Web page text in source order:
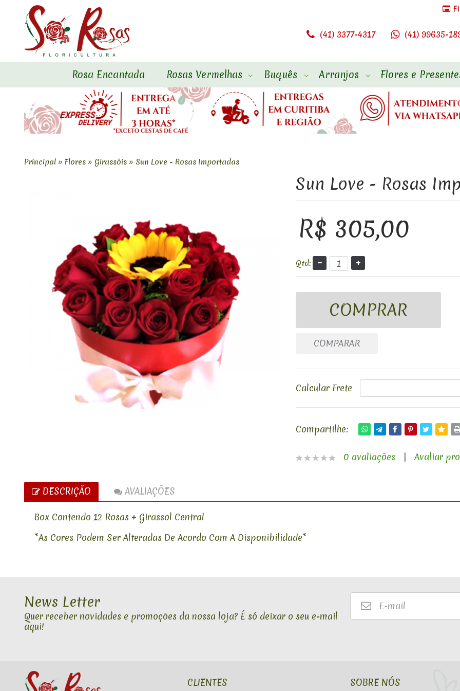
(41) 3377-4317 (41) 99635-
Rosa Encantada Rosas Vermelhas Buquês Arranjos Flores e
Principal » Flores » Girassóis » Sun Love - Rosas Importadas
Sun Love - Rosas
R$ 305,00
Qtd:
COMPARAR
Calcular Frete
Compartilhe:
0 avaliações |Avaliar
DESCRIÇÃO AVALIAÇÕES
Box Contendo 12 Rosas + Girassol Central
*As Cores Podem Ser Alteradas De Acordo Com A Disponibilidade*
News Letter
Quer receber novidades e promoções da nossa loja? É só deixar o seu e-mail
aqui!
E-
CLIENTES SOBRE NÓS